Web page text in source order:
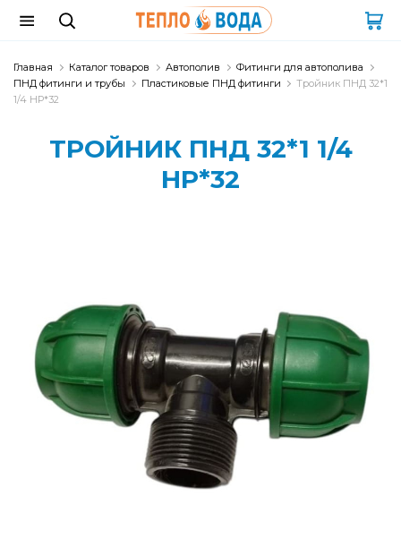
Главная Каталог товаров Автополив
Фитинги для автополива
ПНД фитинги и трубы
Пластиковые ПНД фитинги
Тройник ПНД 32*1
1/4 НР*32
ТРОЙНИК ПНД 32*1 1/4
НР*32